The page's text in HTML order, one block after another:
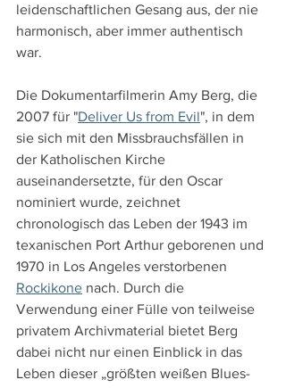
leidenschaftlichen Gesang aus, der nie
harmonisch, aber immer authentisch
war.
Die Dokumentarfilmerin Amy Berg, die
2007 für "Deliver Us from Evil", in dem
sie sich mit den Missbrauchsfällen in
der Katholischen Kirche
auseinandersetzte, für den Oscar
nominiert wurde, zeichnet
chronologisch das Leben der 1943 im
texanischen Port Arthur geborenen und
1970 in Los Angeles verstorbenen
Rockikone nach. Durch die
Verwendung einer Fülle von teilweise
privatem Archivmaterial bietet Berg
dabei nicht nur einen Einblick in das
Leben dieser „größten weißen Blues-